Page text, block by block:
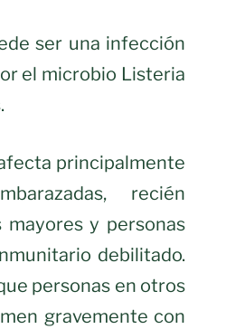
ser una infección
el microbio Listeria
principalmente
recién
mayores y personas
debilitado.
personas en otros
gravemente con